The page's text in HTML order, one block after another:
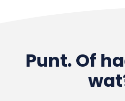
Punt. Of